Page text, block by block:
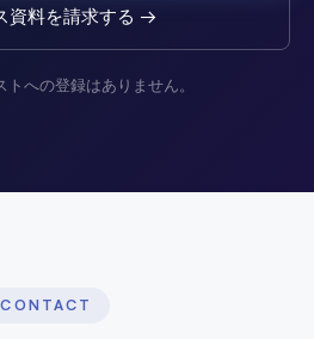
資料を請求する →
への登録はありません。
CONTACT